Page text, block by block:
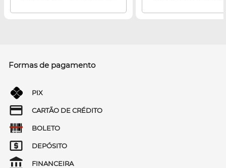
Formas de pagamento
PIX
CARTÃO DE CRÉDITO
BOLETO
DEPÓSITO
FINANCEIRA